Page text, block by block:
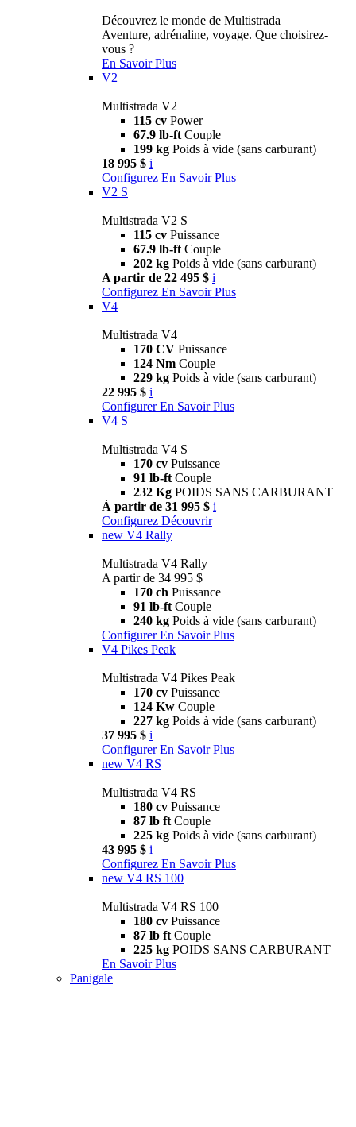
Découvrez le monde de Multistrada
Aventure, adrénaline, voyage. Que choisirez-
vous ?
En Savoir Plus
V2
Multistrada V2
115 cv Power
67.9 lb-ft Couple
199 kg Poids à vide (sans carburant)
18 995 $ i
Configurez En Savoir Plus
V2 S
Multistrada V2 S
115 cv Puissance
67.9 lb-ft Couple
202 kg Poids à vide (sans carburant)
A partir de 22 495 $ i
Configurez En Savoir Plus
V4
Multistrada V4
170 CV Puissance
124 Nm Couple
229 kg Poids à vide (sans carburant)
22 995 $ i
Configurer En Savoir Plus
V4 S
Multistrada V4 S
170 cv Puissance
91 lb-ft Couple
232 Kg POIDS SANS CARBURANT
À partir de 31 995 $ i
Configurez Découvrir
new V4 Rally
Multistrada V4 Rally
A partir de 34 995 $
170 ch Puissance
91 lb-ft Couple
240 kg Poids à vide (sans carburant)
Configurer En Savoir Plus
V4 Pikes Peak
Multistrada V4 Pikes Peak
170 cv Puissance
124 Kw Couple
227 kg Poids à vide (sans carburant)
37 995 $ i
Configurer En Savoir Plus
new V4 RS
Multistrada V4 RS
180 cv Puissance
87 lb ft Couple
225 kg Poids à vide (sans carburant)
43 995 $ i
Configurez En Savoir Plus
new V4 RS 100
Multistrada V4 RS 100
180 cv Puissance
87 lb ft Couple
225 kg POIDS SANS CARBURANT
En Savoir Plus
Panigale